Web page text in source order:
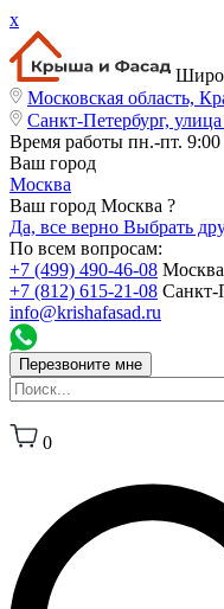
x
Московская область,
Санкт-Петербург,
Время работы пн.-пт.
Ваш город
Москва
Ваш город Москва ?
Да, все верно Выбрать
По всем вопросам:
+7 (499) 490-46-08 Москва
+7 (812) 615-21-08 Санкт-
info@krishafasad.ru
Перезвоните мне
0